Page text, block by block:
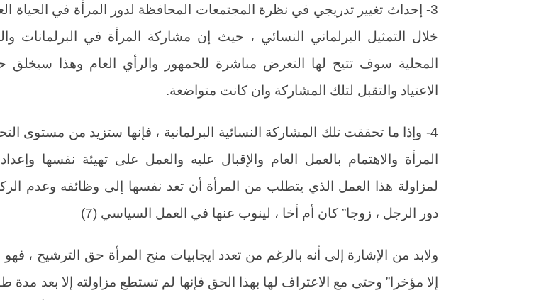
3- إحداث تغيير تدريجي في نظرة المجتمعات المحافظة لدور المرأة في الحياة
خلال التمثيل البرلماني النسائي ، حيث إن مشاركة المرأة في البرلمانات
المحلية سوف تتيح لها التعرض مباشرة للجمهور والرأي العام وهذا سيخلق
الاعتياد والتقبل لتلك المشاركة وان كانت متواضعة.
4- وإذا ما تحققت تلك المشاركة النسائية البرلمانية ، فإنها ستزيد من مستوى
المرأة والاهتمام بالعمل العام والإقبال عليه والعمل على تهيئة نفسها
لمزاولة هذا العمل الذي يتطلب من المرأة أن تعد نفسها إلى وظائفه وعدم
دور الرجل ، زوجا” كان أم أخا ، لينوب عنها في العمل السياسي (7)
ولابد من الإشارة إلى أنه بالرغم من تعدد ايجابيات منح المرأة حق الترشيح ، فهو
إلا مؤخرا” وحتى مع الاعتراف لها بهذا الحق فإنها لم تستطع مزاولته إلا بعد مدة